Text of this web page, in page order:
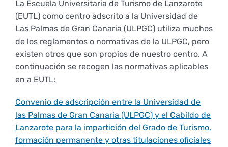
Comisiones
Personal
Empresas
Coordinador y tutores
Renovación acreditación
Memoria verificación
Informes
Impresos y formularios
Correo institucional
Acción Social
Estatuto estudiante universitario
Primer Encuentro (2025)
Edición 2025 (UVL 2025)
Edición 2026 (UVL 2026)
La Escuela Universitaria de Turismo de Lanzarote
(EUTL) como centro adscrito a la Universidad de
Las Palmas de Gran Canaria (ULPGC) utiliza muchos
de los reglamentos o normativas de la ULPGC, pero
existen otros que son propios de nuestro centro. A
continuación se recogen las normativas aplicables
en a EUTL:
Convenio de adscripción entre la Universidad de
las Palmas de Gran Canaria (ULPGC) y el Cabildo de
Lanzarote para la impartición del Grado de Turismo,
formación permanente y otras titulaciones oficiales